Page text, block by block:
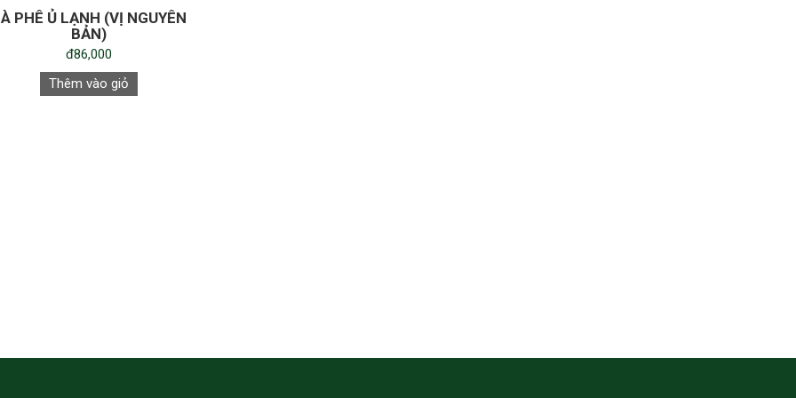
PHÊ Ủ LẠNH (VỊ NGUYÊN
BẢN)
đ86,000
Thêm vào giỏ